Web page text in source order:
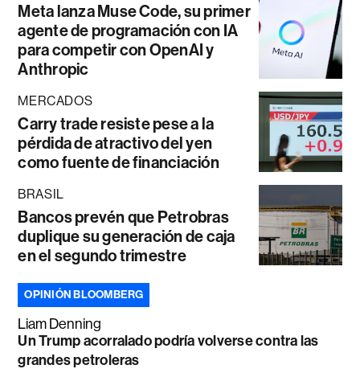
Meta lanza Muse Code, su primer
agente de programación con IA
para competir con OpenAI y
Anthropic
MERCADOS
Carry trade resiste pese a la
pérdida de atractivo del yen
como fuente de financiación
BRASIL
Bancos prevén que Petrobras
duplique su generación de caja
en el segundo trimestre
OPINIÓN BLOOMBERG
Liam Denning
Un Trump acorralado podría volverse contra las
grandes petroleras